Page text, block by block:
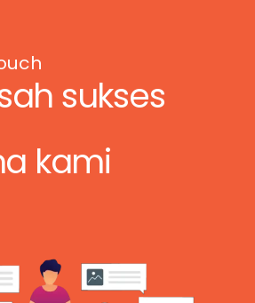
sukses
kami